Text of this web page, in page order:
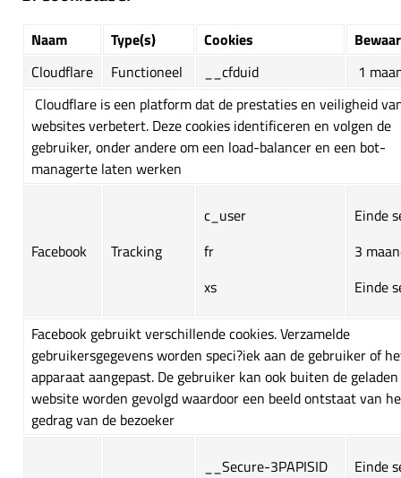
Naam Type(s) Cookies
Cloudflare
Functioneel __cfduid
1
Cloudflare is een platform dat de prestaties en veiligheid
websites verbetert. Deze cookies identificeren en volgen de
gebruiker, onder andere om een load-balancer en een bot-
managerte laten werken
Facebook Tracking
c_user
fr
xs
Einde
3
Einde
Facebook gebruikt verschillende cookies. Verzamelde
gebruikersgegevens worden speci?iek aan de gebruiker of
apparaat aangepast. De gebruiker kan ook buiten de geladen
website worden gevolgd waardoor een beeld ontstaat van
gedrag van de bezoeker
__Secure-3PAPISID
Einde